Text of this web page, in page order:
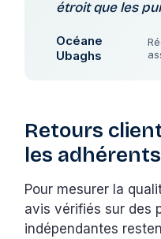
étroit que les
Océane
Ubaghs
Retours
les adhérents
Pour mesurer la
avis vérifiés sur des
indépendantes